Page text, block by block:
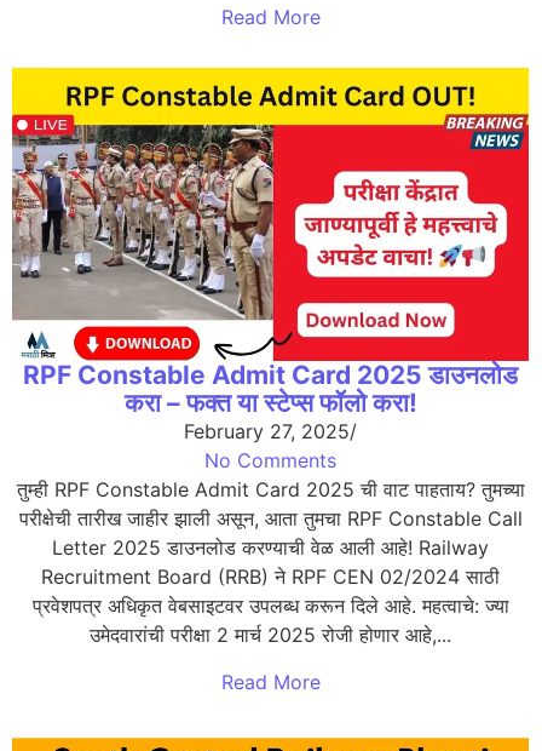
Read More
RPF Constable Admit Card 2025 डाउनलोड
करा – फक्त या स्टेप्स फॉलो करा!
February 27, 2025/
No Comments
तुम्ही RPF Constable Admit Card 2025 ची वाट पाहताय? तुमच्या
परीक्षेची तारीख जाहीर झाली असून, आता तुमचा RPF Constable Call
Letter 2025 डाउनलोड करण्याची वेळ आली आहे! Railway
Recruitment Board (RRB) ने RPF CEN 02/2024 साठी
प्रवेशपत्र अधिकृत वेबसाइटवर उपलब्ध करून दिले आहे. महत्वाचे: ज्या
उमेदवारांची परीक्षा 2 मार्च 2025 रोजी होणार आहे,...
Read More